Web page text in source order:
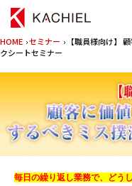
HOME ›セミナー › 【職員様向け】
クシートセミナー
毎日の繰り返し業務で、どう